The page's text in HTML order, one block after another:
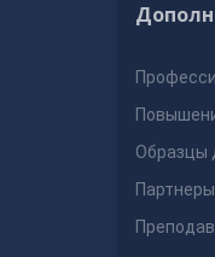
Образцы
Партнеры